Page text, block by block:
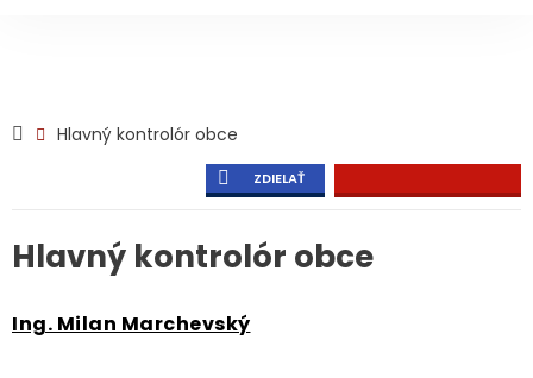
Hlavný kontrolór obce
ZDIELAŤ
Hlavný kontrolór obce
Ing. Milan Marchevský